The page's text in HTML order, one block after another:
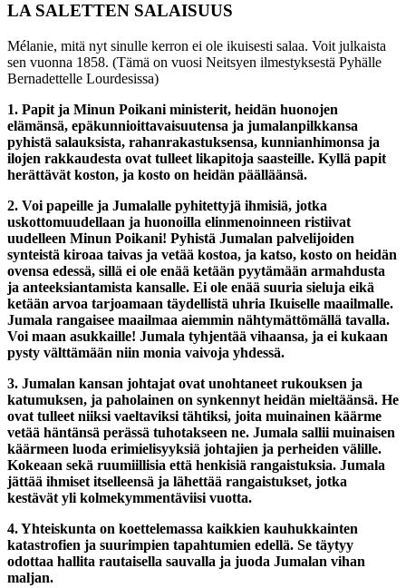
LA SALETTEN SALAISUUS
Mélanie, mitä nyt sinulle kerron ei ole ikuisesti salaa. Voit julkaista
sen vuonna 1858. (Tämä on vuosi Neitsyen ilmestyksestä Pyhälle
Bernadettelle Lourdesissa)
1. Papit ja Minun Poikani ministerit, heidän huonojen
elämänsä, epäkunnioittavaisuutensa ja jumalanpilkkansa
pyhistä salauksista, rahanrakastuksensa, kunnianhimonsa ja
ilojen rakkaudesta ovat tulleet likapitoja saasteille. Kyllä papit
herättävät koston, ja kosto on heidän päälläänsä.
2. Voi papeille ja Jumalalle pyhitettyjä ihmisiä, jotka
uskottomuudellaan ja huonoilla elinmenoinneen ristiivat
uudelleen Minun Poikani! Pyhistä Jumalan palvelijoiden
synteistä kiroaa taivas ja vetää kostoa, ja katso, kosto on heidän
ovensa edessä, sillä ei ole enää ketään pyytämään armahdusta
ja anteeksiantamista kansalle. Ei ole enää suuria sieluja eikä
ketään arvoa tarjoamaan täydellistä uhria Ikuiselle maailmalle.
Jumala rangaisee maailmaa aiemmin nähtymättömällä tavalla.
Voi maan asukkaille! Jumala tyhjentää vihaansa, ja ei kukaan
pysty välttämään niin monia vaivoja yhdessä.
3. Jumalan kansan johtajat ovat unohtaneet rukouksen ja
katumuksen, ja paholainen on synkennyt heidän mieltäänsä. He
ovat tulleet niiksi vaeltaviksi tähtiksi, joita muinainen käärme
vetää häntänsä perässä tuhotakseen ne. Jumala sallii muinaisen
käärmeen luoda erimielisyyksiä johtajien ja perheiden välille.
Kokeaan sekä ruumiillisia että henkisiä rangaistuksia. Jumala
jättää ihmiset itselleensä ja lähettää rangaistukset, jotka
kestävät yli kolmekymmentäviisi vuotta.
4. Yhteiskunta on koettelemassa kaikkien kauhukkainten
katastrofien ja suurimpien tapahtumien edellä. Se täytyy
odottaa hallita rautaisella sauvalla ja juoda Jumalan vihan
maljan.